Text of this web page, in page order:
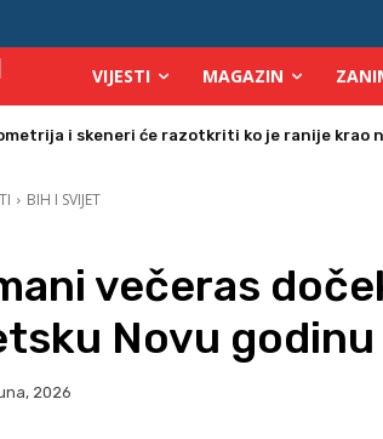
VIJESTI MAGAZIN
isplata julskih naknada za osobe s
BIH I SVIJET
večeras
Novu godinu
2026